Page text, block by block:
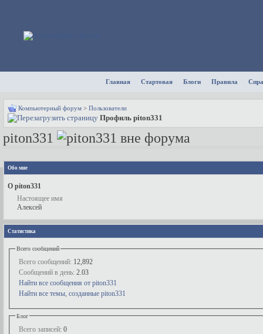
Главная Стартовая Блоги Правила
Компьютерный форум > Пользователи
Профиль piton331
piton331
Обо мне
О piton331
Настоящее имя
Алексей
Статистика
Всего сообщений
Всего сообщений: 12,892
Сообщений в день: 2.03
Найти все сообщения от piton331
Найти все темы, созданные piton331
Блог
Всего записей: 0